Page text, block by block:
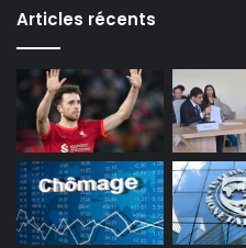
Articles récents